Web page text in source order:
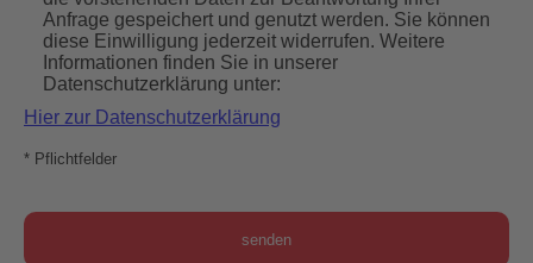
Anfrage gespeichert und genutzt werden. Sie können
diese Einwilligung jederzeit widerrufen. Weitere
Informationen finden Sie in unserer
Datenschutzerklärung unter:
Hier zur Datenschutzerklärung
* Pflichtfelder